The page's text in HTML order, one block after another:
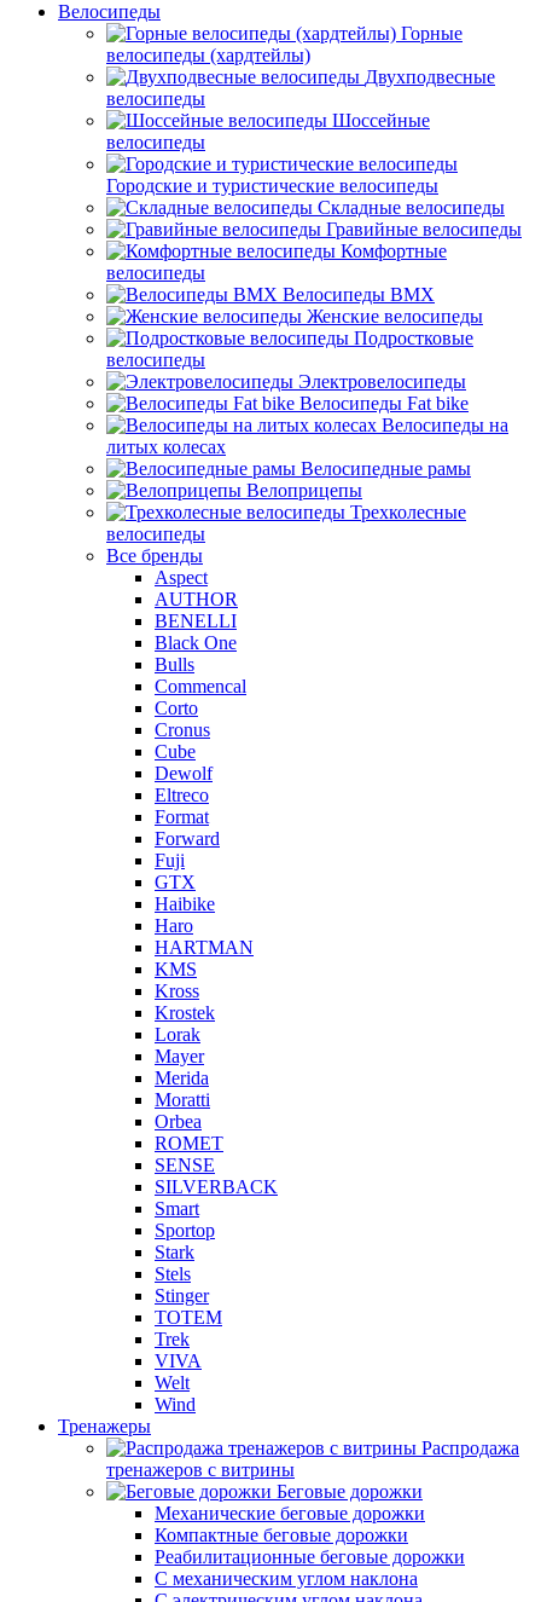
Велосипеды
Горные
велосипеды (хардтейлы)
Двухподвесные
велосипеды
Шоссейные
велосипеды
Городские и туристические велосипеды
Складные велосипеды
Гравийные велосипеды
Комфортные
велосипеды
Велосипеды BMX
Женские велосипеды
Подростковые
велосипеды
Электровелосипеды
Велосипеды Fat bike
Велосипеды на
литых колесах
Велосипедные рамы
Велоприцепы
Трехколесные
велосипеды
Все бренды
Aspect
AUTHOR
BENELLI
Black One
Bulls
Commencal
Corto
Cronus
Cube
Dewolf
Eltreco
Format
Forward
Fuji
GTX
Haibike
Haro
HARTMAN
KMS
Kross
Krostek
Lorak
Mayer
Merida
Moratti
Orbea
ROMET
SENSE
SILVERBACK
Smart
Sportop
Stark
Stels
Stinger
TOTEM
Trek
VIVA
Welt
Wind
Тренажеры
Распродажа
тренажеров с витрины
Беговые дорожки
Механические беговые дорожки
Компактные беговые дорожки
Реабилитационные беговые дорожки
С механическим углом наклона